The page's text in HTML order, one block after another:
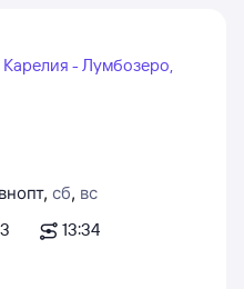
Карелия - Лумбозеро,
пт, сб, вс
13:34